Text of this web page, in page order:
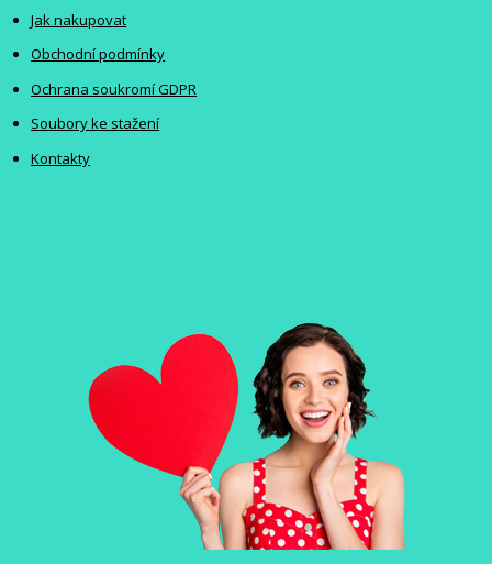
Jak nakupovat
Obchodní podmínky
Ochrana soukromí GDPR
Soubory ke stažení
Kontakty